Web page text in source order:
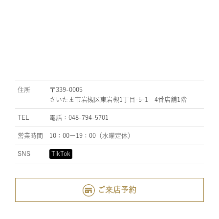
住所
〒339-0005
さいたま市岩槻区東岩槻1丁目-5-1 4番店舗1階
TEL 電話：048-794-5701
営業時間 10：00ー19：00（水曜定休）
SNS TikTok
ご来店予約